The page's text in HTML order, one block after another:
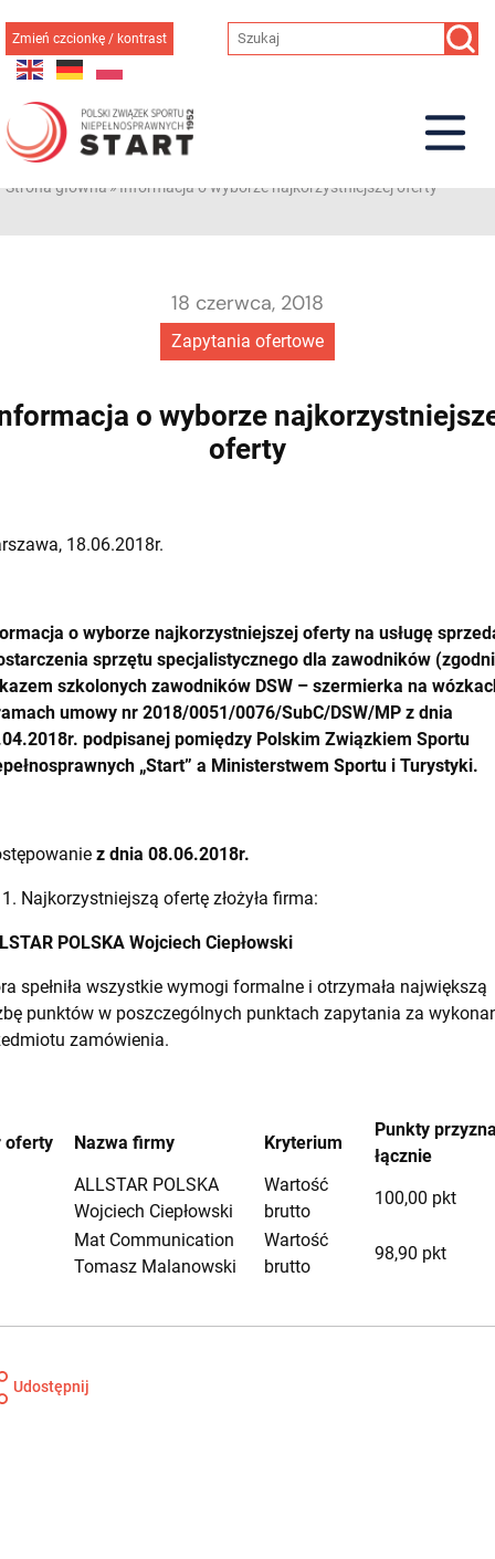
do
treści
Zmień czcionkę / kontrast
Strona główna»Informacja o wyborze najkorzystniejszej oferty
Zapytania ofertowe
18 czerwca, 2018
o wyborze
oferty
18.06.2018r.
o wyborze najkorzystniejszej oferty na usługę
sprzętu specjalistycznego dla zawodników
szkolonych zawodników DSW – szermierka na
umowy nr 2018/0051/0076/SubC/DSW/MP z dnia
podpisanej pomiędzy Polskim Związkiem Sportu
„Start” a Ministerstwem Sportu i Turystyki.
z dnia 08.06.2018r.
Najkorzystniejszą ofertę złożyła firma:
POLSKA Wojciech Ciepłowski
spełniła wszystkie wymogi formalne i otrzymała największą
punktów w poszczególnych punktach zapytania za
zamówienia.
oferty Nazwa firmy Kryterium
Punkty
łącznie
ALLSTAR POLSKA
Wojciech Ciepłowski
Wartość
brutto
100,00 pkt
Mat Communication
Tomasz Malanowski
Wartość
brutto
98,90 pkt
Udostępnij